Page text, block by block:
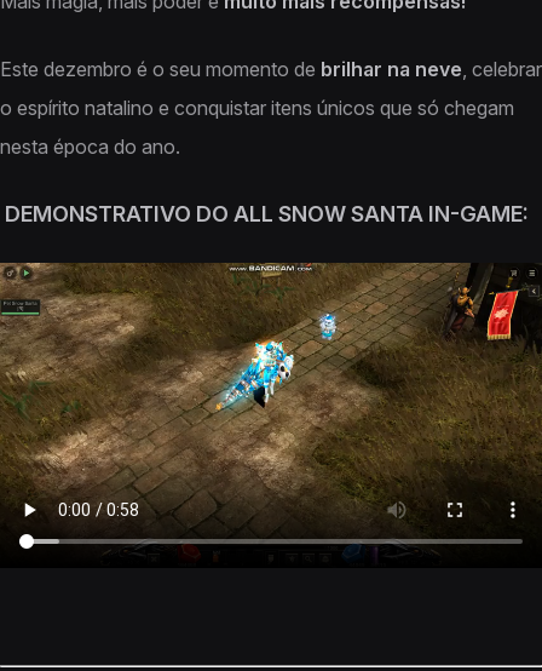
Este dezembro é o seu momento de brilhar na neve, celebrar
o espírito natalino e conquistar itens únicos que só chegam
nesta época do ano.
DEMONSTRATIVO DO ALL SNOW SANTA IN-GAME: